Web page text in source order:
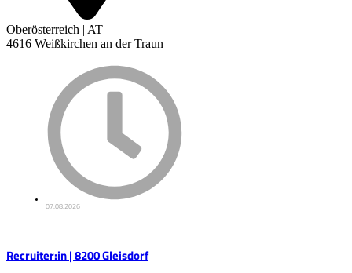
Oberösterreich | AT
4616 Weißkirchen an der Traun
07.08.2026
Recruiter:in | 8200 Gleisdorf